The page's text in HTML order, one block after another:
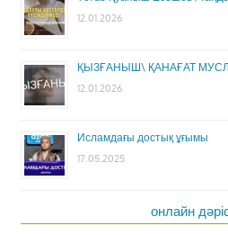
12.01.2026
ҚЫЗҒАНЫШ\ ҚАНАҒАТ
12.01.2026
Исламдағы достық ұғымы
17.05.2025
онлайн